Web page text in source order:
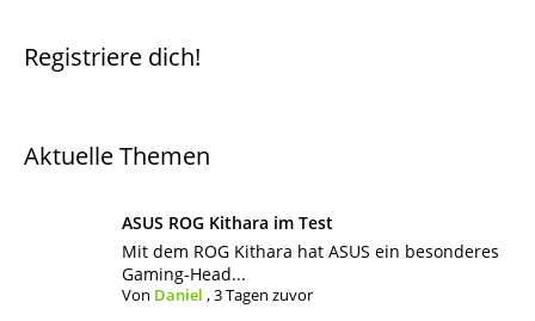
Registriere dich!
Aktuelle Themen
ASUS ROG Kithara im Test
Mit dem ROG Kithara hat ASUS ein besonderes
Gaming-Head...
Von Daniel ,3 Tagen zuvor